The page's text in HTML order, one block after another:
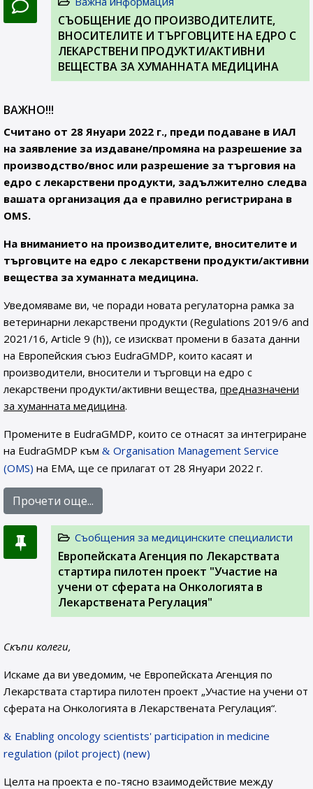
СЪОБЩЕНИЕ ДО ПРОИЗВОДИТЕЛИТЕ,
ВНОСИТЕЛИТЕ И ТЪРГОВЦИТЕ НА ЕДРО С
ЛЕКАРСТВЕНИ ПРОДУКТИ/АКТИВНИ
ВЕЩЕСТВА ЗА ХУМАННАТА МЕДИЦИНА
ВАЖНО!!!
Считано от 28 Януари 2022 г., преди подаване в ИАЛ
на заявление за издаване/промяна на разрешение за
производство/внос или разрешение за търговия на
едро с лекарствени продукти, задължително следва
вашата организация да е правилно регистрирана в
OMS.
На вниманието на производителите, вносителите и
търговците на едро с лекарствени продукти/активни
вещества за хуманната медицина.
Уведомяваме ви, че поради новата регулаторна рамка за
ветеринарни лекарствени продукти (Regulations 2019/6 and
2021/16, Article 9 (h)), се изискват промени в базата данни
на Европейския съюз EudraGMDP, които касаят и
производители, вносители и търговци на едро с
лекарствени продукти/активни вещества, предназначени
за хуманната медицина.
Промените в EudraGMDP, които се отнасят за интегриране
на EudraGMDP към
Organisation Management Service
(OMS) на EMA, ще се прилагат от 28 Януари 2022 г.
Прочети още...
Съобщения за медицинските специалисти
Европейската Агенция по Лекарствата
стартира пилотен проект "Участие на
учени от сферата на Онкологията в
Лекарствената Регулация"
Скъпи колеги,
Искаме да ви уведомим, че Европейската Агенция по
Лекарствата стартира пилотен проект „Участие на учени от
сферата на Онкологията в Лекарствената Регулация“.
Enabling oncology scientists' participation in medicine
regulation (pilot project) (new)
Целта на проекта е по-тясно взаимодействие между